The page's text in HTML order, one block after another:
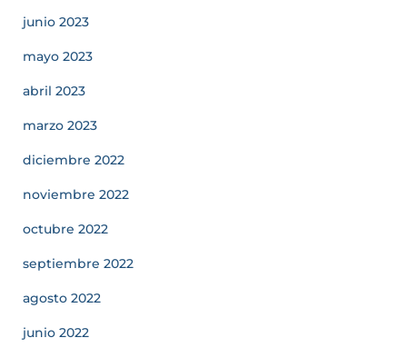
junio 2023
mayo 2023
abril 2023
marzo 2023
diciembre 2022
noviembre 2022
octubre 2022
septiembre 2022
agosto 2022
junio 2022